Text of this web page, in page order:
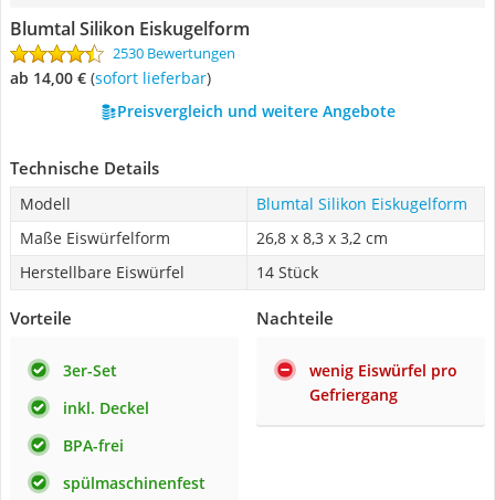
Blumtal Silikon Eiskugelform
2530 Bewertungen
ab 14,00 € ( Sofort lieferbar)
Preisvergleich und weitere Angebote
Technische Details
Modell
Blumtal Silikon Eiskugelform
Maße Eiswürfelform
26,8 x 8,3 x 3,2 cm
Herstellbare Eiswürfel
14 Stück
Vorteile
3er-Set
inkl. Deckel
BPA-frei
spülmaschinenfest
Nachteile
wenig Eiswürfel pro
Gefriergang